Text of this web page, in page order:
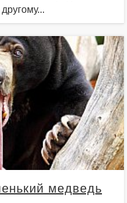
медведь